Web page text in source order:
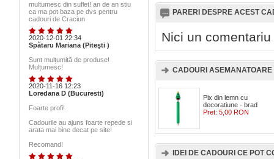
multumesc din suflet! an de an stiu
ca ma pot baza pe dvs pentru
cadouri de Craciun
2020-12-01 22:34
Spătaru Mariana (Piteşti )
Sunt mulțumită de produse!
Mulțumesc!
2020-11-16 12:23
Loredana D (Bucuresti)
Foarte profi!
Cadourile au ajuns foarte repede si
arata mai bine decat pe site!
Recomand!
PARERI DESPRE ACEST
Nici un comentariu
CADOURI ASEMANATOARE
Pix din lemn cu
decoratiune - brad
Pret: 5,00 RON
IDEI DE CADOURI CE POT